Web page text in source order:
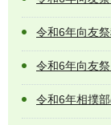
令和6年向友
令和6年向友
令和6年相撲